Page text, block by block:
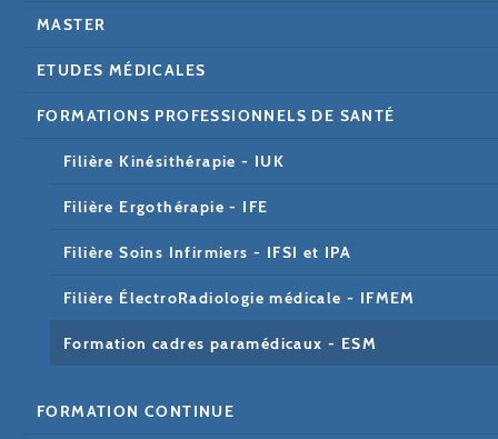
MASTER
ETUDES MÉDICALES
FORMATIONS PROFESSIONNELS DE SANTÉ
Filière Kinésithérapie - IUK
Filière Ergothérapie - IFE
Filière Soins Infirmiers - IFSI et IPA
Filière ÉlectroRadiologie médicale - IFMEM
Formation cadres paramédicaux - ESM
FORMATION CONTINUE